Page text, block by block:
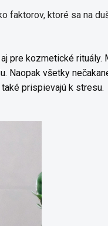
faktorov, ktoré sa na
pre kozmetické rituály.
Naopak všetky
také prispievajú k stresu.